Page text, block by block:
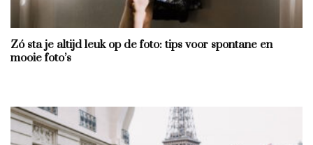
Zó sta je altijd leuk op de foto: tips voor spontane en
mooie foto’s